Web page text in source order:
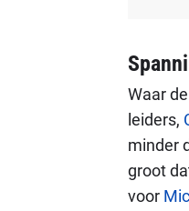
Waar
leiders,
minder
groot
voor